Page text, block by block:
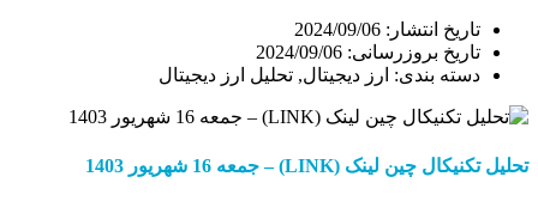
احتمالی در طول روند حرکتی آینده ارز […]
انتشار:2024/09/06
بروزرسانی: 2024/09/06
بندی:ارز دیجیتال , تحلیل ارز دیجیتال
چین لینک(
LINK
) – جمعه 16 شهریور 1403